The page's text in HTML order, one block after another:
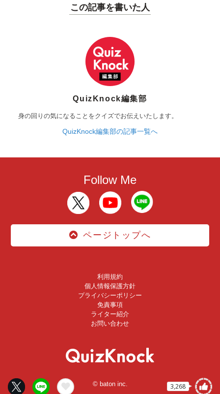
3,268
この記事を書いた人
QuizKnock編集部
身の回りの気になることをクイズでお伝えいたします。
QuizKnock編集部の記事一覧へ
Follow Me
ページトップへ
利用規約
個人情報保護方針
プライバシーポリシー
免責事項
ライター紹介
お問い合わせ
© baton inc.